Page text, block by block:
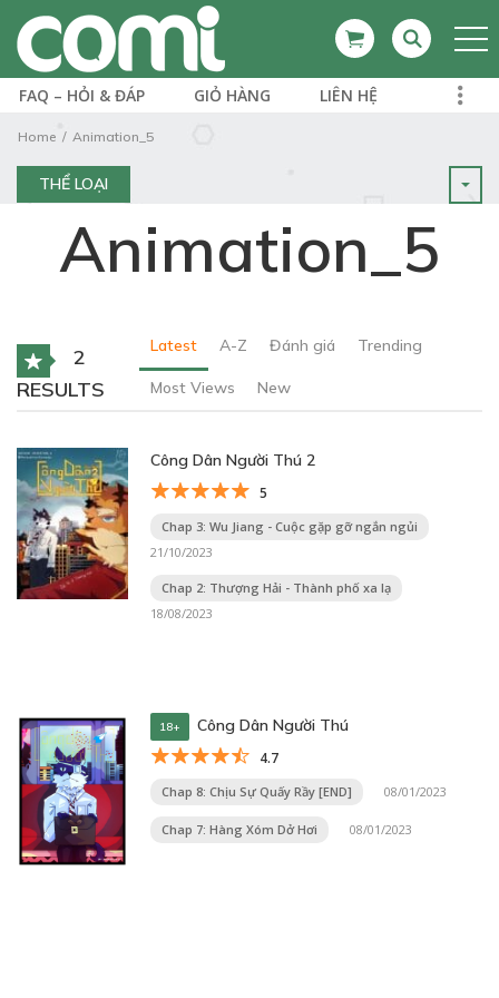
FAQ – HỎI & ĐÁP GIỎ HÀNG LIÊN HỆ
Home Animation_5
THỂ LOẠI
Animation_5
2
RESULTS
Latest A-Z Đánh giá Trending
Most Views New
Công Dân Người Thú 2
5
Chap 3: Wu Jiang - Cuộc gặp gỡ ngắn ngủi
21/10/2023
Chap 2: Thượng Hải - Thành phố xa lạ
18/08/2023
18+ Công Dân Người Thú
4.7
Chap 8: Chịu Sự Quấy Rầy [END] 08/01/2023
Chap 7: Hàng Xóm Dở Hơi 08/01/2023